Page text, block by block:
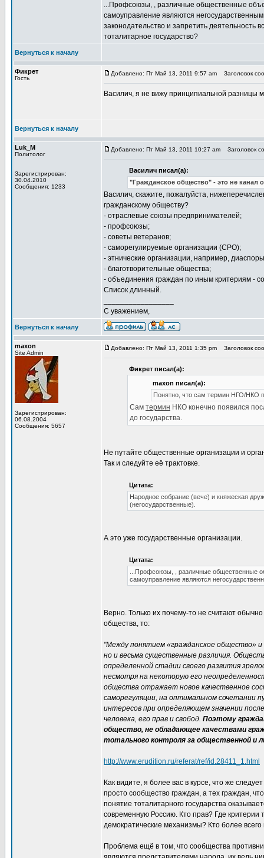
...Профсоюзы, , различные общественные
самоуправление являются
законодательство и запретить деятельность
тоталитарное государство?
Вернуться к началу
Фикрет
Гость
Добавлено: Пт Май 13, 2011 9:57 am Заголовок
Василич, я не вижу принципиальной разницы
Вернуться к началу
Luk_M
Политолог
Зарегистрирован:
30.04.2010
Сообщения: 1233
Добавлено: Пт Май 13, 2011 10:27 am Заголовок
Василич писал(а):
"Гражданское общество" - это не канал
Василич, скажите, пожалуйста,
гражданскому обществу?
- отраслевые союзы предпринимателей;
- профсоюзы;
- советы ветеранов;
- саморегулируемые организации (СРО);
- этнические организации, например,
- благотворительные общества;
- объединения граждан по иным критериям -
Список длинный.
С уважением,
Вернуться к началу
maxon
Site Admin
Зарегистрирован:
06.08.2004
Сообщения: 5657
Добавлено: Пт Май 13, 2011 1:35 pm Заголовок
Фикрет писал(а):
maxon писал(а):
Понятно, что сам термин НГО/НКО
Сам термин НКО конечно появился
до государства.
Не путайте общественные организации и
Так и следуйте её трактовке.
Цитата:
Народное собрание (вече) и княжеская
(негосударственные).
А это уже государственные организации.
Цитата:
...Профсоюзы, , различные общественные
самоуправление являются
Верно. Только их почему-то не считают
общества, то:
"Между понятием «гражданское общество»
но и весьма существенные различия.
определенной стадии своего развития
несмотря на некоторую его
общества отражает новое качественное
саморегуляции, на оптимальном сочетании
интересов при определяющем значении
человека, его прав и свобод. Поэтому
общество, не обладающее качествами
тотального контроля за общественной и
http://www.erudition.ru/referat/ref/id.28411_1.html
Как видите, я более вас в курсе, что же
просто сообщество граждан, а тех граждан,
понятие тоталитарного государства
современную Россию. Кто прав? Где
демократические механизмы? Кто более
Проблема ещё в том, что сообщества